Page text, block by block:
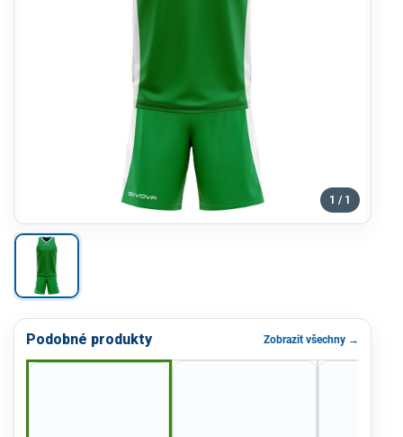
1 / 1
Podobné produkty Zobrazit všechny →